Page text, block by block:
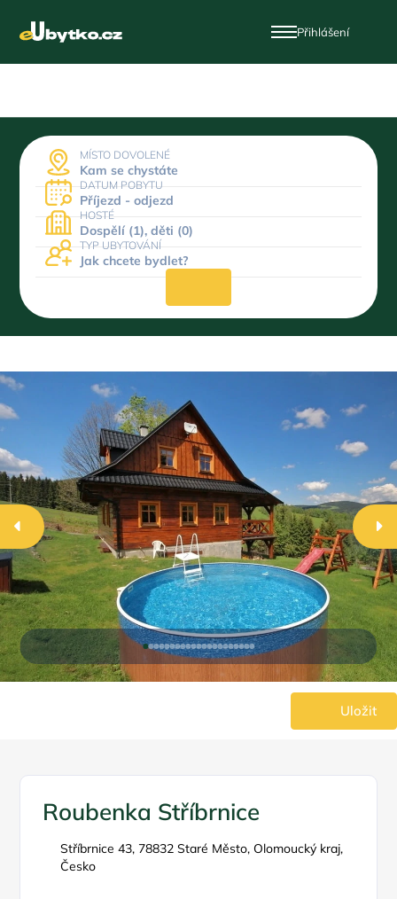
Přihlášení
MÍSTO DOVOLENÉ
Kam se chystáte
DATUM POBYTU
Příjezd - odjezd
HOSTÉ
Dospělí (1), děti (0)
TYP UBYTOVÁNÍ
Jak chcete bydlet?
Uložit
Roubenka Stříbrnice
Stříbrnice 43, 78832 Staré Město, Olomoucký kraj,
Česko